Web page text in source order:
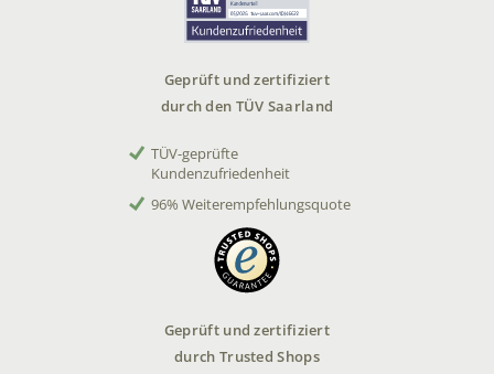
Geprüft und zertifiziert
durch den TÜV Saarland
TÜV-geprüfte
Kundenzufriedenheit
96% Weiterempfehlungsquote
Geprüft und zertifiziert
durch Trusted Shops